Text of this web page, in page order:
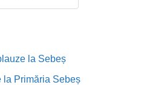
la Sebeș
la Primăria Sebeș